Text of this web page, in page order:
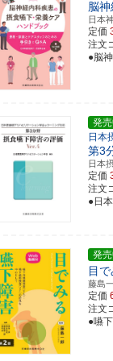
脳
日本
定価
注文
●脳
発
日本
第3
日本
定価
注文
●日
発
目
藤島
定価
注文
●嚥